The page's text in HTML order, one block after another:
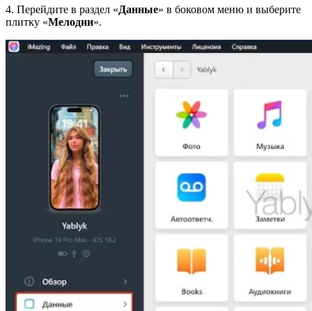
4. Перейдите в раздел «Данные» в боковом меню и выберите
плитку «Мелодии».